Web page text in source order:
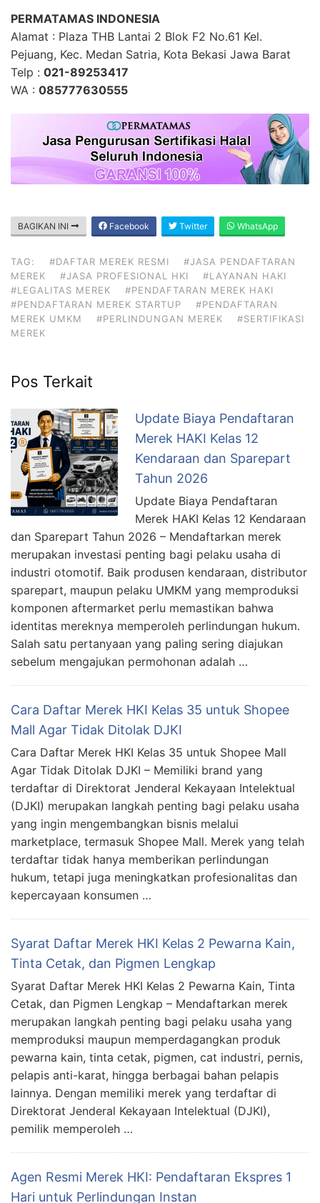
PERMATAMAS INDONESIA
Alamat : Plaza THB Lantai 2 Blok F2 No.61 Kel.
Pejuang, Kec. Medan Satria, Kota Bekasi Jawa Barat
Telp : 021-89253417
WA : 085777630555
BAGIKAN INI Facebook Twitter WhatsApp
TAG: #DAFTAR MEREK RESMI
#JASA PENDAFTARAN
MEREK
#JASA PROFESIONAL HKI
#LAYANAN HAKI
#LEGALITAS MEREK
#PENDAFTARAN MEREK HAKI
#PENDAFTARAN MEREK STARTUP
#PENDAFTARAN
MEREK UMKM
#PERLINDUNGAN MEREK
#SERTIFIKASI
MEREK
Pos Terkait
Update Biaya Pendaftaran
Merek HAKI Kelas 12
Kendaraan dan Sparepart
Tahun 2026
Update Biaya Pendaftaran
Merek HAKI Kelas 12 Kendaraan
dan Sparepart Tahun 2026 – Mendaftarkan merek
merupakan investasi penting bagi pelaku usaha di
industri otomotif. Baik produsen kendaraan, distributor
sparepart, maupun pelaku UMKM yang memproduksi
komponen aftermarket perlu memastikan bahwa
identitas mereknya memperoleh perlindungan hukum.
Salah satu pertanyaan yang paling sering diajukan
sebelum mengajukan permohonan adalah …
Cara Daftar Merek HKI Kelas 35 untuk Shopee
Mall Agar Tidak Ditolak DJKI
Cara Daftar Merek HKI Kelas 35 untuk Shopee Mall
Agar Tidak Ditolak DJKI – Memiliki brand yang
terdaftar di Direktorat Jenderal Kekayaan Intelektual
(DJKI) merupakan langkah penting bagi pelaku usaha
yang ingin mengembangkan bisnis melalui
marketplace, termasuk Shopee Mall. Merek yang telah
terdaftar tidak hanya memberikan perlindungan
hukum, tetapi juga meningkatkan profesionalitas dan
kepercayaan konsumen …
Syarat Daftar Merek HKI Kelas 2 Pewarna Kain,
Tinta Cetak, dan Pigmen Lengkap
Syarat Daftar Merek HKI Kelas 2 Pewarna Kain, Tinta
Cetak, dan Pigmen Lengkap – Mendaftarkan merek
merupakan langkah penting bagi pelaku usaha yang
memproduksi maupun memperdagangkan produk
pewarna kain, tinta cetak, pigmen, cat industri, pernis,
pelapis anti-karat, hingga berbagai bahan pelapis
lainnya. Dengan memiliki merek yang terdaftar di
Direktorat Jenderal Kekayaan Intelektual (DJKI),
pemilik memperoleh …
Agen Resmi Merek HKI: Pendaftaran Ekspres 1
Hari untuk Perlindungan Instan